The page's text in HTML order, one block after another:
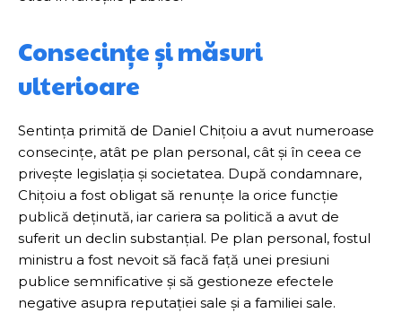
Consecințe și măsuri
ulterioare
Sentința primită de Daniel Chițoiu a avut numeroase
consecințe, atât pe plan personal, cât și în ceea ce
privește legislația și societatea. După condamnare,
Chițoiu a fost obligat să renunțe la orice funcție
publică deținută, iar cariera sa politică a avut de
suferit un declin substanțial. Pe plan personal, fostul
ministru a fost nevoit să facă față unei presiuni
publice semnificative și să gestioneze efectele
negative asupra reputației sale și a familiei sale.